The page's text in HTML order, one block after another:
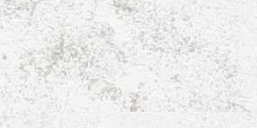
E1-Jugend-2015